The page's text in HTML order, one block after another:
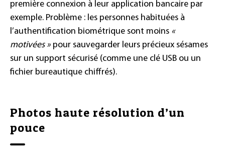
première connexion à leur application bancaire par
exemple. Problème : les personnes habituées à
l’authentification biométrique sont moins «
motivées » pour sauvegarder leurs précieux sésames
sur un support sécurisé (comme une clé USB ou un
fichier bureautique chiffrés).
Photos haute résolution d’un
pouce